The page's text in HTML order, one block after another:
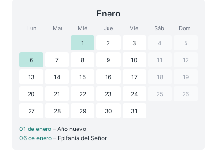
Enero
Lun Mar Mié Jue Vie Sáb Dom
1 2 3 4 5
6 7 8 9 10 11 12
13 14 15 16 17 18 19
20 21 22 23 24 25 26
27 28 29 30 31
01 de enero – Año nuevo
06 de enero – Epifanía del Señor